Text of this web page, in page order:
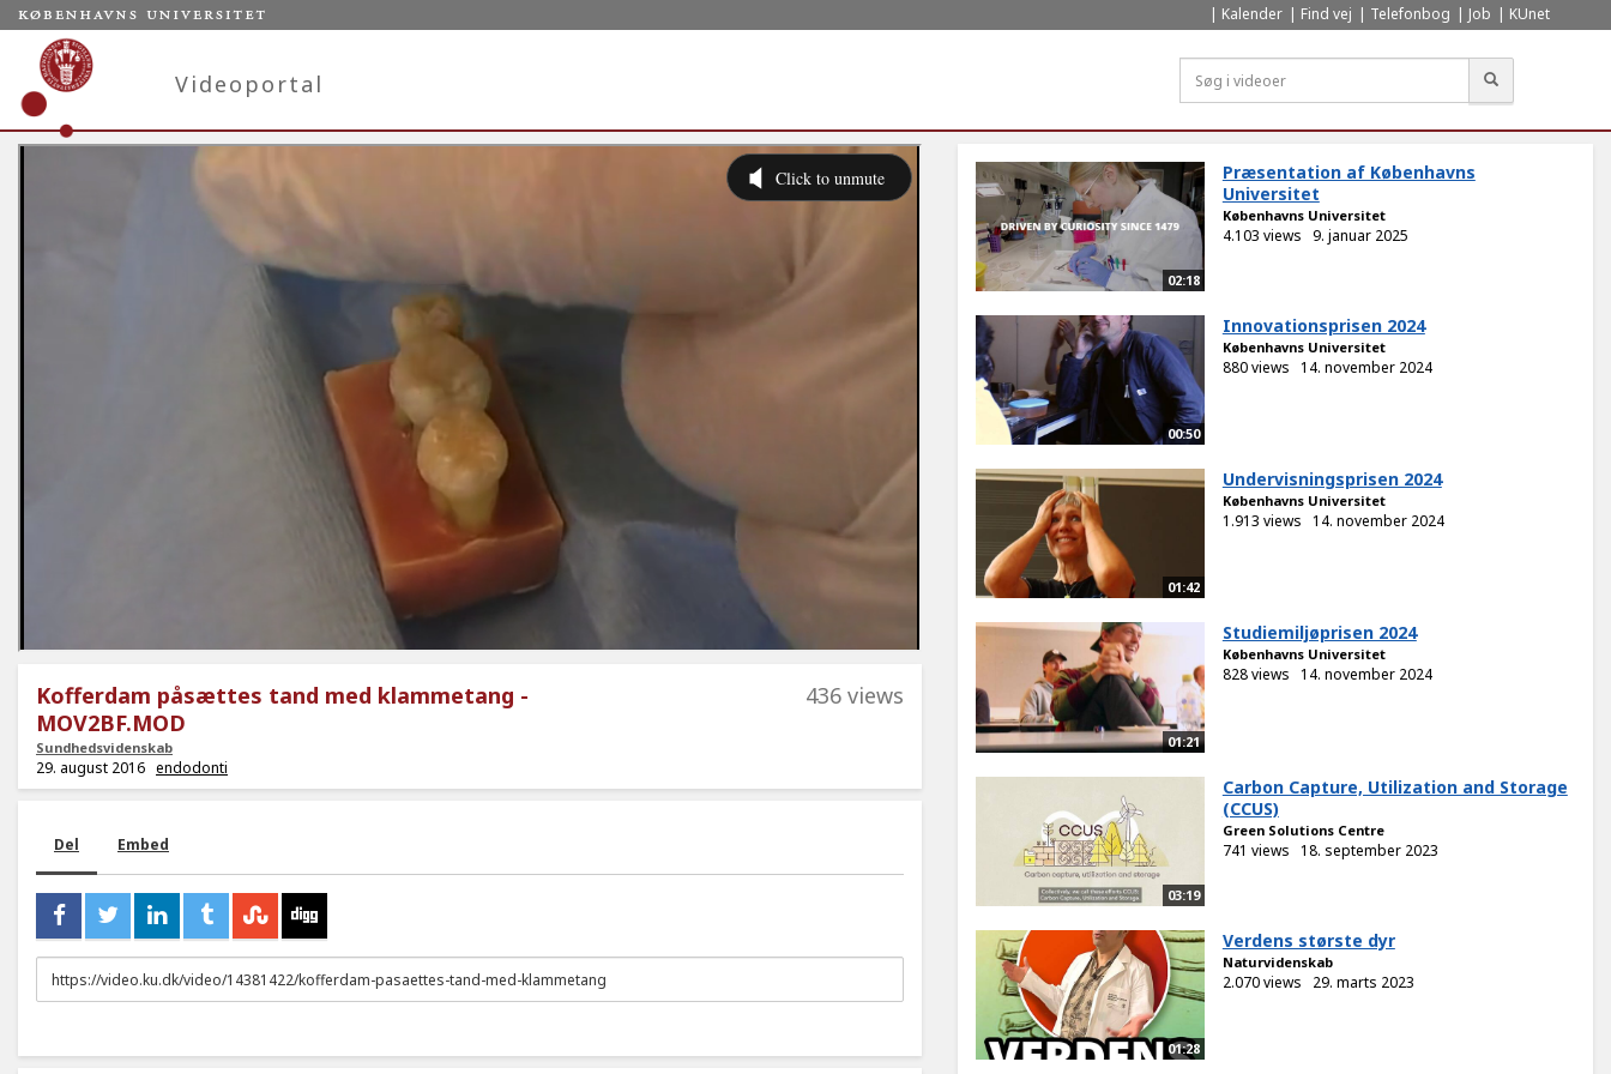
Kalender Find vej Telefonbog Job KUnet
Videoportal
Kofferdam påsættes tand med klammetang -
MOV2BF.MOD
Sundhedsvidenskab
436 views
29. august 2016 endodonti
Del Embed
URL
to
02:18
Præsentation af Københavns
Universitet
Københavns Universitet
4.103 views 9. januar 2025
00:50
Innovationsprisen 2024
Københavns Universitet
880 views 14. november 2024
01:42
Undervisningsprisen 2024
Københavns Universitet
1.913 views 14. november 2024
01:21
Studiemiljøprisen 2024
Københavns Universitet
828 views 14. november 2024
03:19
Carbon Capture, Utilization and Storage
(CCUS)
Green Solutions Centre
741 views 18. september 2023
01:28
Verdens største dyr
Naturvidenskab
2.070 views 29. marts 2023